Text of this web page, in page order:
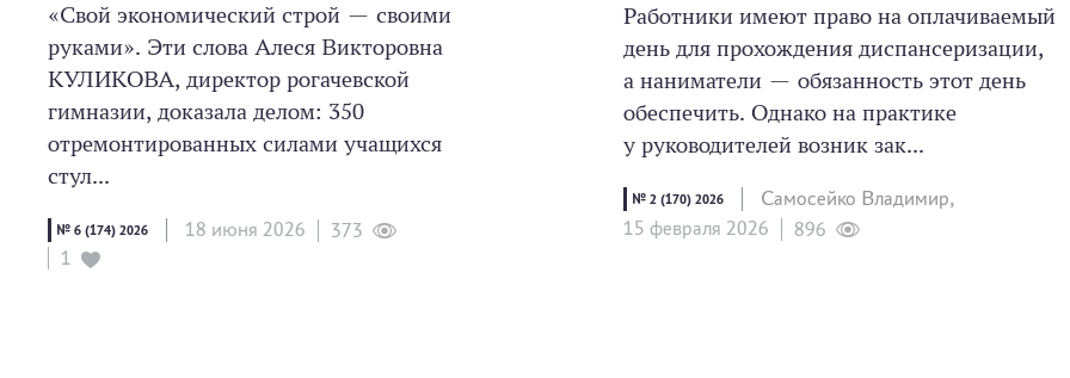
«Свой экономический строй — своими
руками». Эти слова Алеся Викторовна
КУЛИКОВА, директор рогачевской
гимназии, доказала делом: 350
отремонтированных силами учащихся
стул...
№ 6 (174) 2026 18 июня 2026
373
1
Работники имеют право на оплачиваемый
день для прохождения диспансеризации,
а наниматели — обязанность этот день
обеспечить. Однако на практике
у руководителей возник зак...
№ 2 (170) 2026
Самосейко Владимир,
15 февраля 2026
896